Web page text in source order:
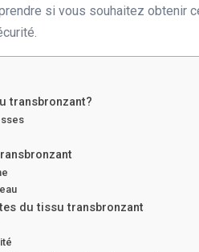
si vous souhaitez obtenir
transbronzant?
du tissu transbronzant